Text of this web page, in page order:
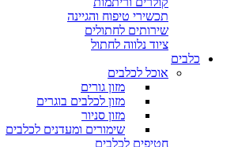
תכשירי טיפוח והגיינה
שירותים לחתולים
ציוד נלווה לחתול
כלבים
אוכל לכלבים
מזון גורים
מזון לכלבים בוגרים
מזון סניור
שימורים ומעדנים לכלבים
חטיפים לכלבים